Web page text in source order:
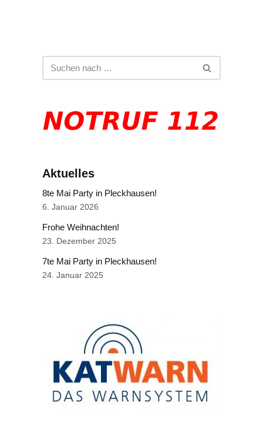
Aktuelles
8te Mai Party in Pleckhausen!
6. Januar 2026
Frohe Weihnachten!
23. Dezember 2025
7te Mai Party in Pleckhausen!
24. Januar 2025